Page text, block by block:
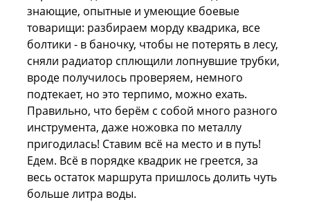
знающие, опытные и умеющие боевые
товарищи: разбираем морду квадрика, все
болтики - в баночку, чтобы не потерять в лесу,
сняли радиатор сплющили лопнувшие трубки,
вроде получилось проверяем, немного
подтекает, но это терпимо, можно ехать.
Правильно, что берём с собой много разного
инструмента, даже ножовка по металлу
пригодилась! Ставим всё на место и в путь!
Едем. Всё в порядке квадрик не греется, за
весь остаток маршрута пришлось долить чуть
больше литра воды.